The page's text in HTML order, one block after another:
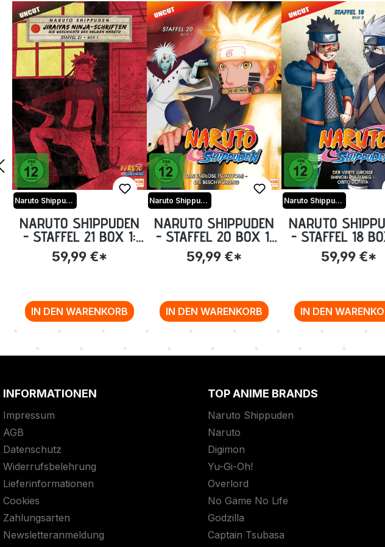
Naruto Shippuden
NARUTO SHIPPUDEN
- STAFFEL 21 BOX 1:
EPISODE 652-661
(UNCUT) [DVD]
59,99 €*
IN DEN WARENKORB
Naruto Shippuden
NARUTO SHIPPUDEN
- STAFFEL 20 BOX 1:
EPISODE 634-641
(UNCUT) [DVD]
59,99 €*
IN DEN WARENKORB
Naruto Shippuden
NARUTO
- STAFFEL 18
EPISODE 603-
(UNCUT) [DVD]
59,99 €*
IN DEN
INFORMATIONEN
Impressum
AGB
Datenschutz
Widerrufsbelehrung
Lieferinformationen
Cookies
Zahlungsarten
Newsletteranmeldung
TOP ANIME BRANDS
Naruto Shippuden
Naruto
Digimon
Yu-Gi-Oh!
Overlord
No Game No Life
Godzilla
Captain Tsubasa